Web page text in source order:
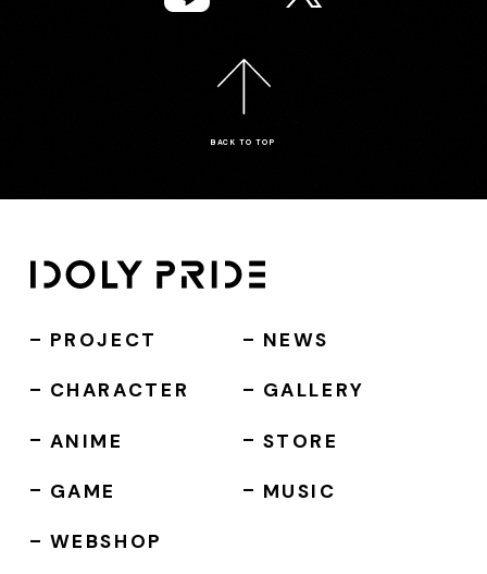
BACK TO TOP
PROJECT
CHARACTER
ANIME
GAME
WEBSHOP
NEWS
GALLERY
STORE
MUSIC